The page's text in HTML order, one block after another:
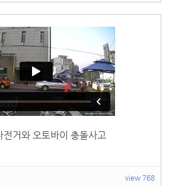
전거와 오토바이 충돌사고
view 768